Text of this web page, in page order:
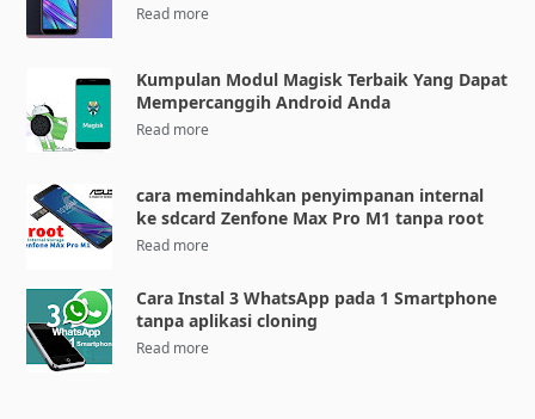
Kumpulan Modul Magisk Terbaik Yang Dapat
Mempercanggih Android Anda
cara memindahkan penyimpanan internal
ke sdcard Zenfone Max Pro M1 tanpa root
Cara Instal 3 WhatsApp pada 1 Smartphone
tanpa aplikasi cloning